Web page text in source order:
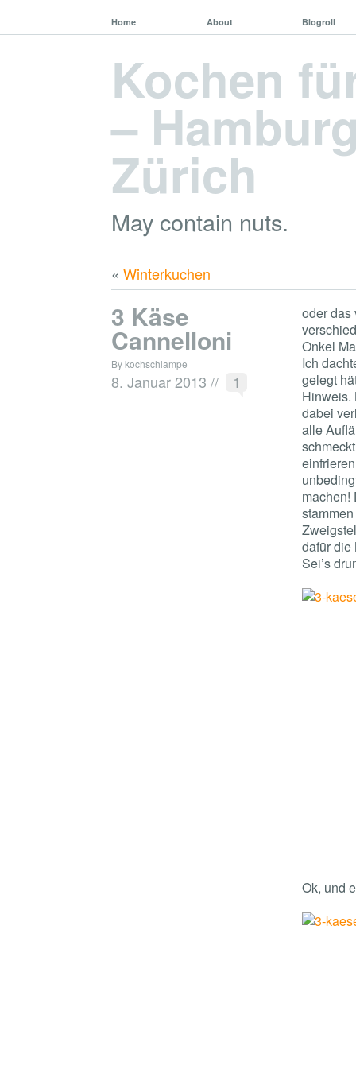
Home About Blogroll
Kochen
–
Zürich
May contain nuts.
« Winterkuchen
3 Käse
Cannelloni
By kochschlampe
8. Januar 2013 // 1
oder
Onkel
Ich
gelegt
Hinweis.
dabei
alle
machen!
dafür die
Sei’s
Ok, und